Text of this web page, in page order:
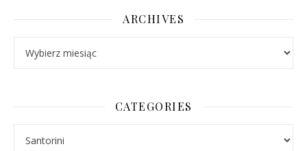
ARCHIVES
CATEGORIES